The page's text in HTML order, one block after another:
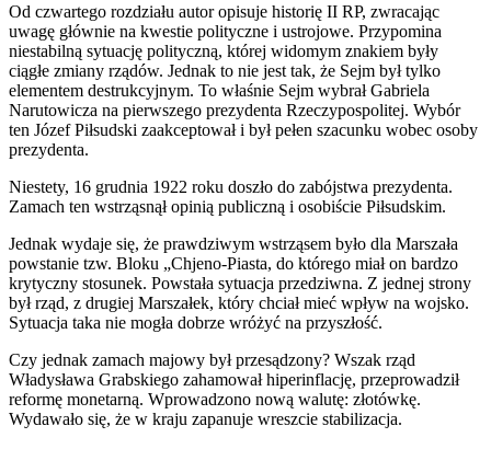
Od czwartego rozdziału autor opisuje historię II RP, zwracając
uwagę głównie na kwestie polityczne i ustrojowe. Przypomina
niestabilną sytuację polityczną, której widomym znakiem były
ciągłe zmiany rządów. Jednak to nie jest tak, że Sejm był tylko
elementem destrukcyjnym. To właśnie Sejm wybrał Gabriela
Narutowicza na pierwszego prezydenta Rzeczypospolitej. Wybór
ten Józef Piłsudski zaakceptował i był pełen szacunku wobec osoby
prezydenta.
Niestety, 16 grudnia 1922 roku doszło do zabójstwa prezydenta.
Zamach ten wstrząsnął opinią publiczną i osobiście Piłsudskim.
Jednak wydaje się, że prawdziwym wstrząsem było dla Marszała
powstanie tzw. Bloku „Chjeno-Piasta, do którego miał on bardzo
krytyczny stosunek. Powstała sytuacja przedziwna. Z jednej strony
był rząd, z drugiej Marszałek, który chciał mieć wpływ na wojsko.
Sytuacja taka nie mogła dobrze wróżyć na przyszłość.
Czy jednak zamach majowy był przesądzony? Wszak rząd
Władysława Grabskiego zahamował hiperinflację, przeprowadził
reformę monetarną. Wprowadzono nową walutę: złotówkę.
Wydawało się, że w kraju zapanuje wreszcie stabilizacja.